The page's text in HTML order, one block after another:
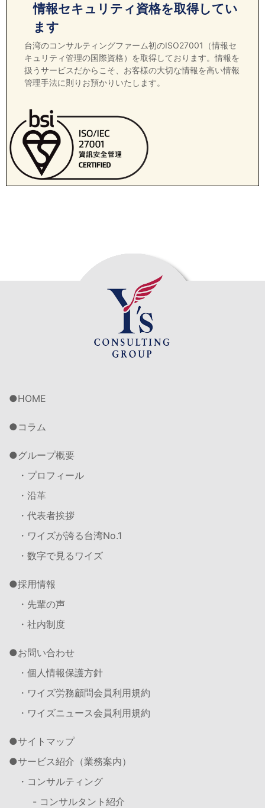
情報セキュリティ資格を取得してい
ます
台湾のコンサルティングファーム初のISO27001（情報セ
キュリティ管理の国際資格）を取得しております。情報を
扱うサービスだからこそ、お客様の大切な情報を高い情報
管理手法に則りお預かりいたします。
HOME
コラム
グループ概要
・プロフィール
・沿革
・代表者挨拶
・ワイズが誇る台湾No.1
・数字で見るワイズ
採用情報
・先輩の声
・社内制度
お問い合わせ
・個人情報保護方針
・ワイズ労務顧問会員利用規約
・ワイズニュース会員利用規約
サイトマップ
サービス紹介（業務案内）
・コンサルティング
- コンサルタント紹介